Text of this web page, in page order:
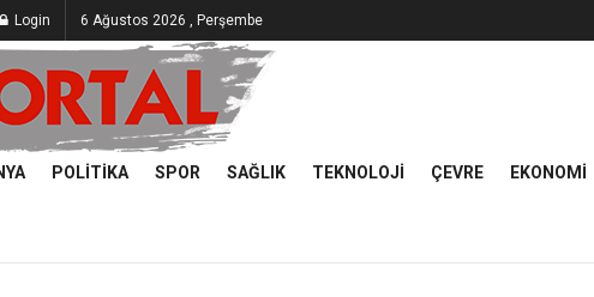
Login 6 Ağustos 2026 , Perşembe
POLITIKA SPOR SAĞLIK TEKNOLOJI ÇEVRE EKONOMI